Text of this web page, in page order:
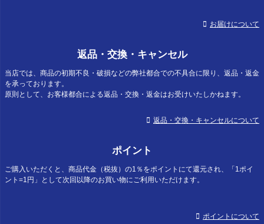
お届けについて
返品・交換・キャンセル
当店では、商品の初期不良・破損などの弊社都合での不具合に限り、返品・返金
を承っております。
原則として、お客様都合による返品・交換・返金はお受けいたしかねます。
返品・交換・キャンセルについて
ポイント
ご購入いただくと、商品代金（税抜）の1％をポイントにて還元され、「1ポイ
ント=1円」として次回以降のお買い物にご利用いただけます。
ポイントについて